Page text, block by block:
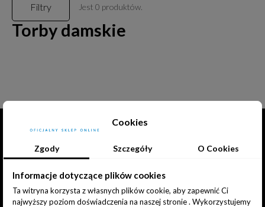
Torby damskie
Jest 0 produktów.
Filtry
Ciemna Strefa | Sklep Online
Cookies
Zgody Szczegóły O Cookies
Informacje dotyczące plików cookies
Ta witryna korzysta z własnych plików cookie, aby zapewnić Ci
najwyższy poziom doświadczenia na naszej stronie . Wykorzystujemy